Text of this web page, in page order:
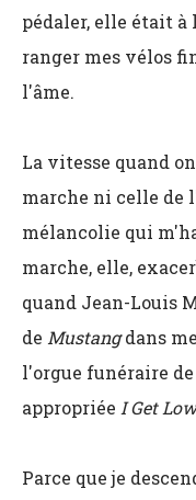
pédaler, elle était
ranger mes vélos
l'âme.
La vitesse quand
marche ni celle de
mélancolie qui
marche, elle,
quand Jean-Louis
de Mustangdans
l'orgue funéraire
appropriée I Get Low
Parce que je